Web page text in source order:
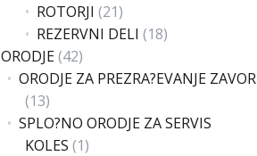
ROTORJI (21)
REZERVNI DELI (18)
ORODJE(42)
ORODJE ZA PREZRA?EVANJE ZAVOR
(13)
SPLO?NO ORODJE ZA SERVIS
KOLES (1)